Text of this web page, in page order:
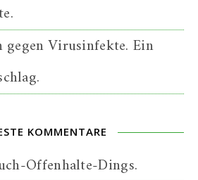
Virusinfekte. Ein
KOMMENTARE
Offenhalte-Dings.